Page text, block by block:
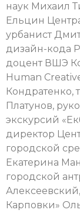
наук Михаил
Ельцин
урбанист
дизайн-кода
доцент ВШЭ
Human
Кондратенко,
Платунов,
экскурсий
директор
городской
Екатерина
городской
Карповки»